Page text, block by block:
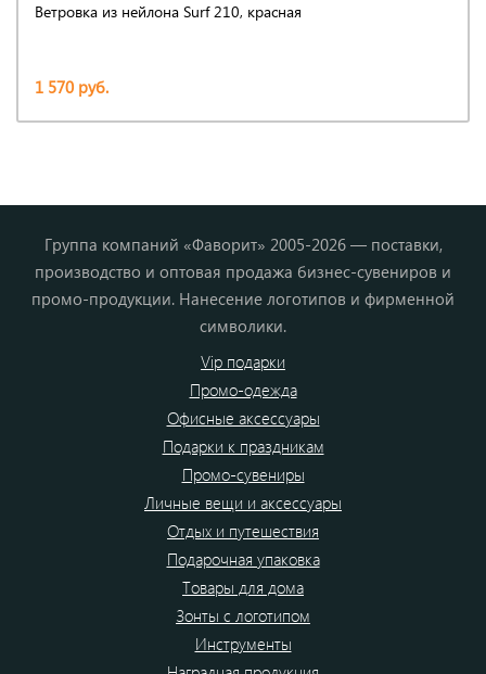
Ветровка из нейлона Surf 210, красная
1 570 руб.
Группа компаний «Фаворит» 2005-2026 — поставки,
производство и оптовая продажа бизнес-сувениров и
промо-продукции. Нанесение логотипов и фирменной
символики.
Vip подарки
Промо-одежда
Офисные аксессуары
Подарки к праздникам
Промо-сувениры
Личные вещи и аксессуары
Отдых и путешествия
Подарочная упаковка
Товары для дома
Зонты с логотипом
Инструменты